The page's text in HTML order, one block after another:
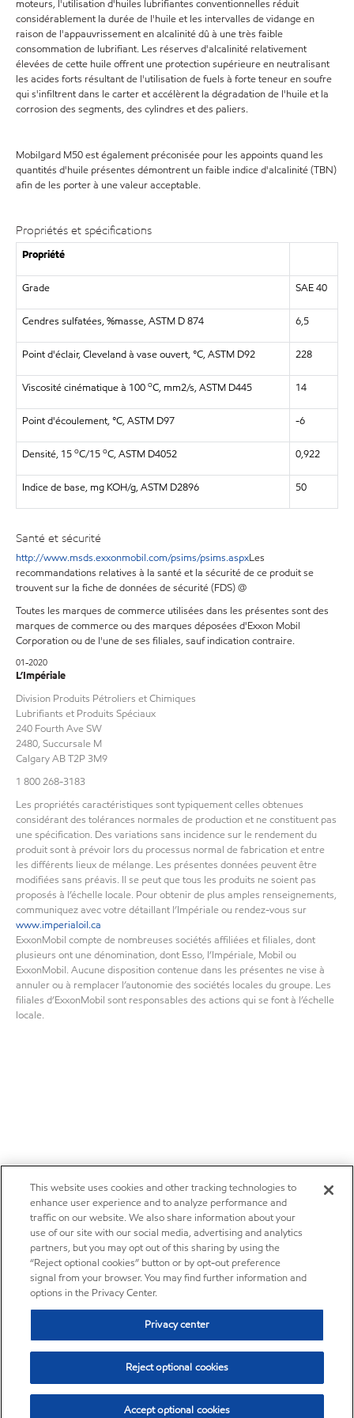
moteurs, l'utilisation d'huiles lubrifiantes conventionnelles réduit
considérablement la durée de l'huile et les intervalles de vidange en
raison de l'appauvrissement en alcalinité dû à une très faible
consommation de lubrifiant. Les réserves d'alcalinité relativement
élevées de cette huile offrent une protection supérieure en neutralisant
les acides forts résultant de l'utilisation de fuels à forte teneur en soufre
qui s'infiltrent dans le carter et accélèrent la dégradation de l'huile et la
corrosion des segments, des cylindres et des paliers.
Mobilgard M50 est également préconisée pour les appoints quand les
quantités d'huile présentes démontrent un faible indice d'alcalinité (TBN)
afin de les porter à une valeur acceptable.
Propriétés et spécifications
Propriété
Grade SAE 40
Cendres sulfatées, %masse, ASTM D 874 6,5
Point d'éclair, Cleveland à vase ouvert, °C, ASTM D92 228
Viscosité cinématique à 100 oC, mm2/s, ASTM D445 14
Point d'écoulement, °C, ASTM D97 -6
Densité, 15 oC/15 oC, ASTM D4052 0,922
Indice de base, mg KOH/g, ASTM D2896 50
Santé et sécurité
http://www.msds.exxonmobil.com/psims/psims.aspxLes
recommandations relatives à la santé et la sécurité de ce produit se
trouvent sur la fiche de données de sécurité (FDS) @
Toutes les marques de commerce utilisées dans les présentes sont des
marques de commerce ou des marques déposées d'Exxon Mobil
Corporation ou de l'une de ses filiales, sauf indication contraire.
01-2020
L’Impériale
Division Produits Pétroliers et Chimiques
Lubrifiants et Produits Spéciaux
240 Fourth Ave SW
2480, Succursale M
Calgary AB T2P 3M9
1 800 268-3183
Les propriétés caractéristiques sont typiquement celles obtenues
considérant des tolérances normales de production et ne constituent pas
une spécification. Des variations sans incidence sur le rendement du
produit sont à prévoir lors du processus normal de fabrication et entre
les différents lieux de mélange. Les présentes données peuvent être
modifiées sans préavis. Il se peut que tous les produits ne soient pas
proposés à l’échelle locale. Pour obtenir de plus amples renseignements,
communiquez avec votre détaillant l’Impériale ou rendez-vous sur
www.imperialoil.ca
ExxonMobil compte de nombreuses sociétés affiliées et filiales, dont
plusieurs ont une dénomination, dont Esso, l’Impériale, Mobil ou
ExxonMobil. Aucune disposition contenue dans les présentes ne vise à
annuler ou à remplacer l’autonomie des sociétés locales du groupe. Les
filiales d’ExxonMobil sont responsables des actions qui se font à l’échelle
locale.
This website uses cookies and other tracking technologies to
enhance user experience and to analyze performance and
traffic on our website. We also share information about your
use of our site with our social media, advertising and analytics
partners, but you may opt out of this sharing by using the
“Reject optional cookies” button or by opt-out preference
signal from your browser. You may find further information and
options in the Privacy Center.
Privacy center
Reject optional cookies
Accept optional cookies